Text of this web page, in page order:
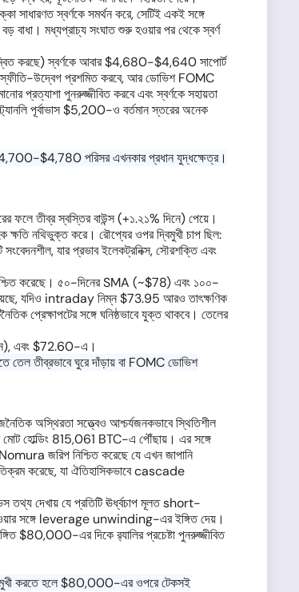
সাধারণত স্বর্ণকে সমর্থন করে, সেটিই একই সঙ্গে
বাধা। মধ্যপ্রাচ্য সংঘাত শুরু হওয়ার পর থেকে স্বর্ণ
করছে) স্বর্ণকে আবার $4,680-$4,640 সাপোর্ট
উদ্বেগ প্রশমিত করবে, আর ডোভিশ FOMC
প্রত্যাশা পুনরুজ্জীবিত করবে এবং স্বর্ণকে সহায়তা
পূর্বাভাস $5,200-ও বর্তমান স্তরের অনেক
$4,700-$4,780 পরিসর এখনকার প্রধান যুদ্ধক্ষেত্র।
তীব্র স্বস্তির বাউন্স (+১.২১% দিনে) পেয়ে।
নথিভুক্ত করে। রৌপ্যের ওপর দ্বিমুখী চাপ ছিল:
সংবেদনশীল, যার প্রভাব ইলেকট্রনিক্স, সৌরশক্তি এবং
নিশ্চিত করেছে। ৫০-দিনের SMA (~$78) এবং ১০০-
যদিও intraday নিম্ন $73.95 আরও তাৎক্ষণিক
প্রেক্ষাপটের সঙ্গে ঘনিষ্ঠভাবে যুক্ত থাকবে। তেলের
এবং $72.60-এ।
তেল তীব্রভাবে ঘুরে দাঁড়ায় বা FOMC ডোভিশ
অস্থিরতা সত্ত্বেও আশ্চর্যজনকভাবে স্থিতিশীল
মোট হোল্ডিং 815,061 BTC-এ পৌঁছায়। এর সঙ্গে
জরিপ নিশ্চিত করেছে যে এখন জাপানি
করেছে, যা ঐতিহাসিকভাবে cascade
তথ্য দেখায় যে প্রতিটি ঊর্ধ্বচাপ মূলত short-
যাওয়ার সঙ্গে leverage unwinding-এর ইঙ্গিত দেয়।
$80,000-এর দিকে র‍্যালির প্রচেষ্টা পুনরুজ্জীবিত
করতে হলে $80,000-এর ওপরে টেকসই